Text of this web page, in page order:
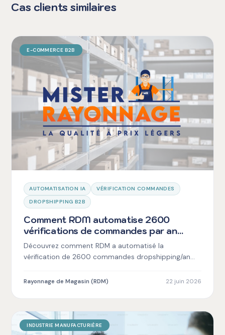
Cas clients similaires
E-COMMERCE B2B
AUTOMATISATION IA
VÉRIFICATION COMMANDES
DROPSHIPPING B2B
Comment RDM automatise 2600
vérifications de commandes par an
grâce à l'IA
Découvrez comment RDM a automatisé la
vérification de 2600 commandes dropshipping/an
Rayonnage de Magasin (RDM) 22 juin 2026
INDUSTRIE MANUFACTURIÈRE